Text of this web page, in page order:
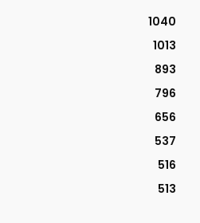
1040
1013
893
796
656
537
516
513